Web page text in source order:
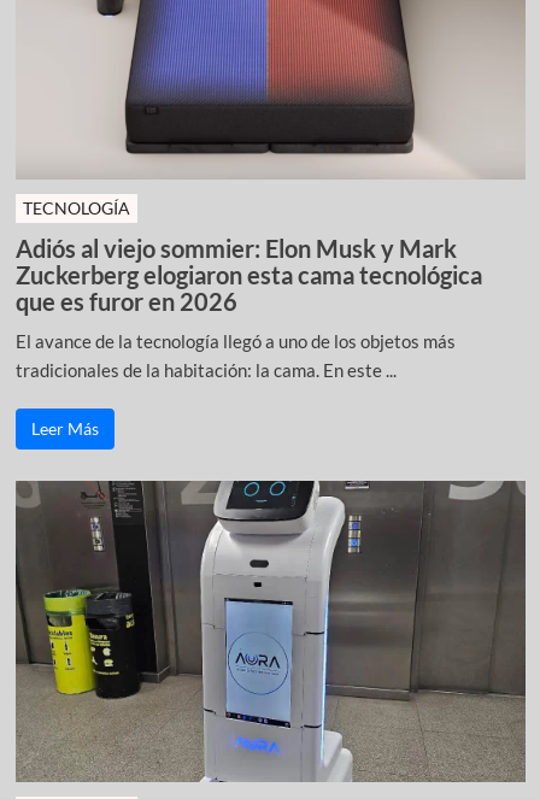
TECNOLOGÍA
Adiós al viejo sommier: Elon Musk y Mark
Zuckerberg elogiaron esta cama tecnológica
que es furor en 2026
El avance de la tecnología llegó a uno de los objetos más
tradicionales de la habitación: la cama. En este ...
Leer Más